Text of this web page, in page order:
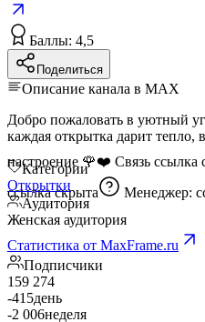
Баллы: 4,5
Поделиться
Описание канала в MAX
Добро пожаловать в уютный
каждая открытка дарит тепло,
настроение 🌹❤️ Связь ссылка
ссылка скрыта
Менеджер:
Категории
Открытки
Аудитория
Женская аудитория
Статистика от MaxFrame.ru
Подписчики
159 274
-415день
-2 006неделя